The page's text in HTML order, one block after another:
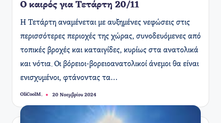
Ο καιρός για Τετάρτη 20/11
Η Τετάρτη αναμένεται με αυξημένες νεφώσεις στις
περισσότερες περιοχές της χώρας, συνοδευόμενες από
τοπικές βροχές και καταιγίδες, κυρίως στα ανατολικά
και νότια. Οι βόρειοι-βορειοανατολικοί άνεμοι θα είναι
ενισχυμένοι, φτάνοντας τα…
Συγγραφέας:
OliCoolM. 20 Νοεμβρίου 2024